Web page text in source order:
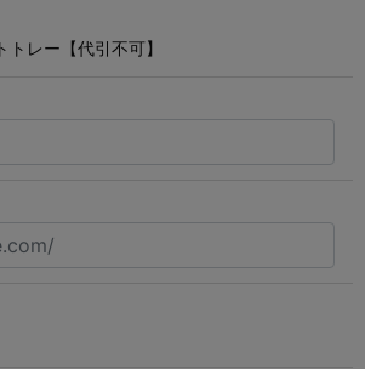
レー【代引不可】